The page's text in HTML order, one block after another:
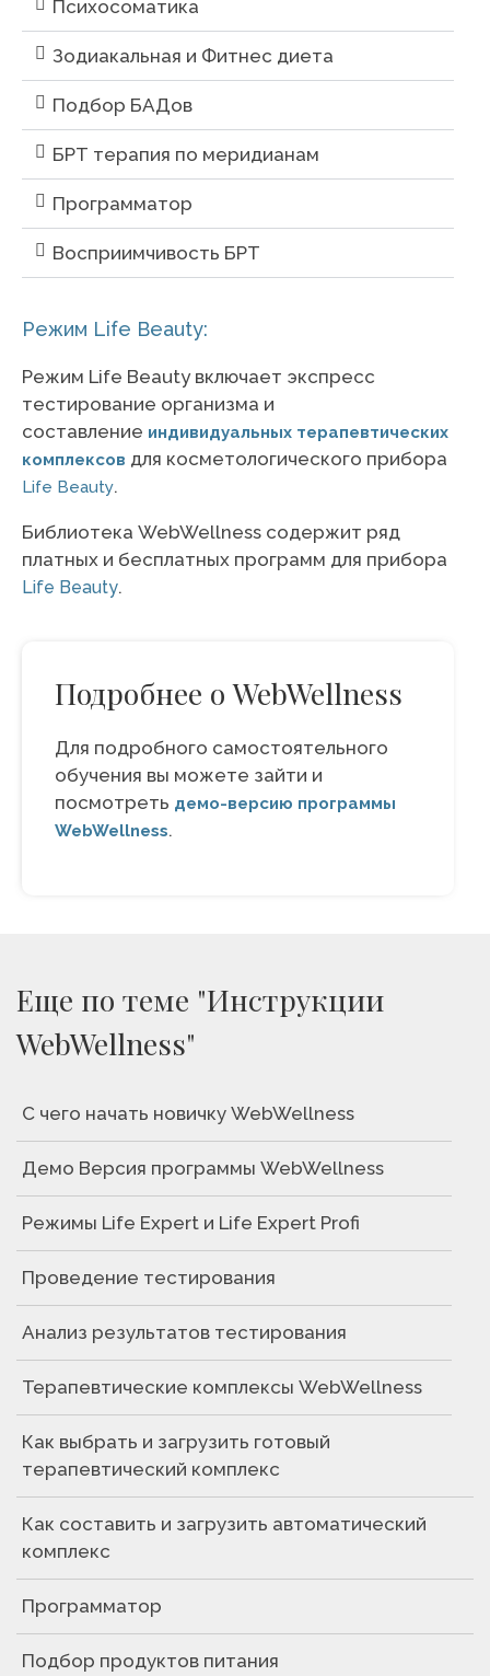
Психосоматика
Зодиакальная и Фитнес диета
Подбор БАДов
БРТ терапия по меридианам
Программатор
Восприимчивость БРТ
Режим Life Beauty:
Режим Life Beauty включает экспресс
тестирование организма и
составление индивидуальных терапевтических
комплексов для косметологического прибора
Life Beauty.
Библиотека WebWellness содержит ряд
платных и бесплатных программ для прибора
Life Beauty.
Подробнее о WebWellness
Для подробного самостоятельного
обучения вы можете зайти и
посмотреть демо-версию программы
WebWellness.
Еще по теме "Инструкции
WebWellness"
С чего начать новичку WebWellness
Демо Версия программы WebWellness
Режимы Life Expert и Life Expert Profi
Проведение тестирования
Анализ результатов тестирования
Терапевтические комплексы WebWellness
Как выбрать и загрузить готовый
терапевтический комплекс
Как составить и загрузить автоматический
комплекс
Программатор
Подбор продуктов питания